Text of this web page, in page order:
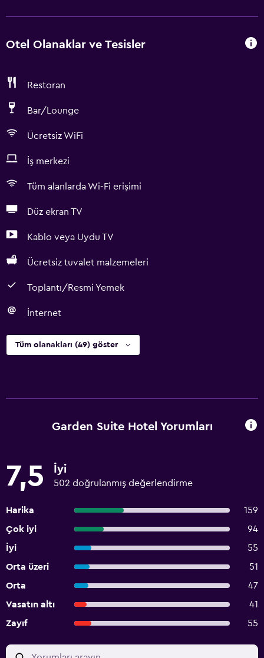
Otel Olanaklar ve Tesisler
Restoran
Bar/Lounge
Ücretsiz WiFi
İş merkezi
Tüm alanlarda Wi-Fi erişimi
Düz ekran TV
Kablo veya Uydu TV
Ücretsiz tuvalet malzemeleri
Toplantı/Resmi Yemek
İnternet
Tüm olanakları (49) göster
Garden Suite Hotel Yorumları
7,5 İyi
502 doğrulanmış değerlendirme
Harika
159
Çok iyi
94
İyi
55
Orta üzeri
51
Orta
47
Vasatın altı
41
Zayıf
55